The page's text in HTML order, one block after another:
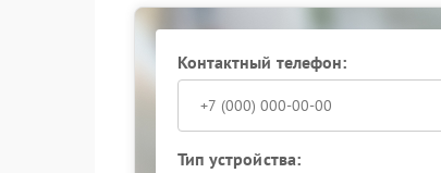
Контактный телефон:
Тип устройства: